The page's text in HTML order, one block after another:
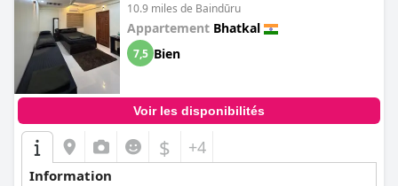
10.9 miles de Baindūru
Appartement Bhatkal
7,5 Bien
Voir les disponibilités
$ +4
Information